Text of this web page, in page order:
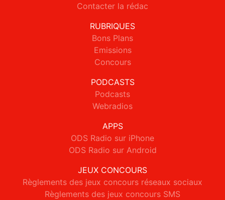
Contacter la rédac
RUBRIQUES
Bons Plans
Emissions
Concours
PODCASTS
Podcasts
Webradios
APPS
ODS Radio sur iPhone
ODS Radio sur Android
JEUX CONCOURS
Règlements des jeux concours réseaux sociaux
Règlements des jeux concours SMS